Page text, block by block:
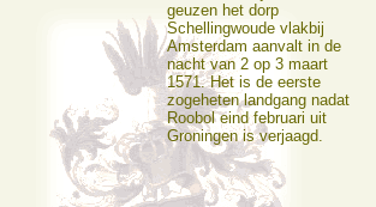
geuzen het dorp
Schellingwoude vlakbij
Amsterdam aanvalt in de
nacht van 2 op 3 maart
1571. Het is de eerste
zogeheten landgang nadat
Roobol eind februari uit
Groningen is verjaagd.